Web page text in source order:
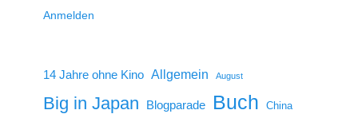
Anmelden
14 Jahre ohne Kino Allgemein August
Big in Japan Blogparade Buch China